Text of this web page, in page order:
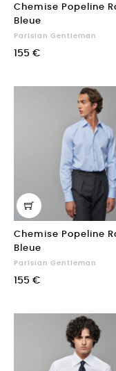
Chemise Popeline
Bleue
Parisian Gentleman
155 €
Chemise Popeline
Bleue
Parisian Gentleman
155 €